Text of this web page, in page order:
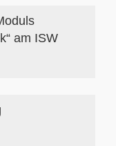
am ISW